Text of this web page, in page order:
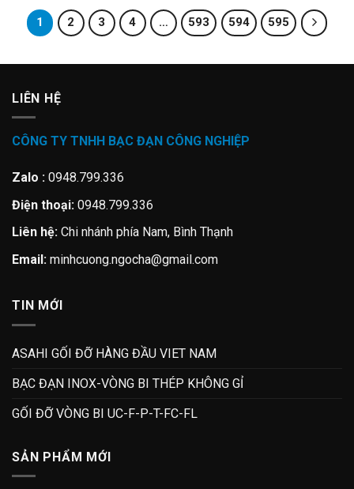
1 2 3 4 … 593 594 595
LIÊN HỆ
CÔNG TY TNHH BẠC ĐẠN CÔNG NGHIỆP
Zalo : 0948.799.336
Điện thoại: 0948.799.336
Liên hệ: Chi nhánh phía Nam, Bình Thạnh
Email: minhcuong.ngocha@gmail.com
TIN MỚI
ASAHI GỐI ĐỠ HÀNG ĐẦU VIET NAM
BẠC ĐẠN INOX-VÒNG BI THÉP KHÔNG GỈ
GỐI ĐỠ VÒNG BI UC-F-P-T-FC-FL
SẢN PHẨM MỚI